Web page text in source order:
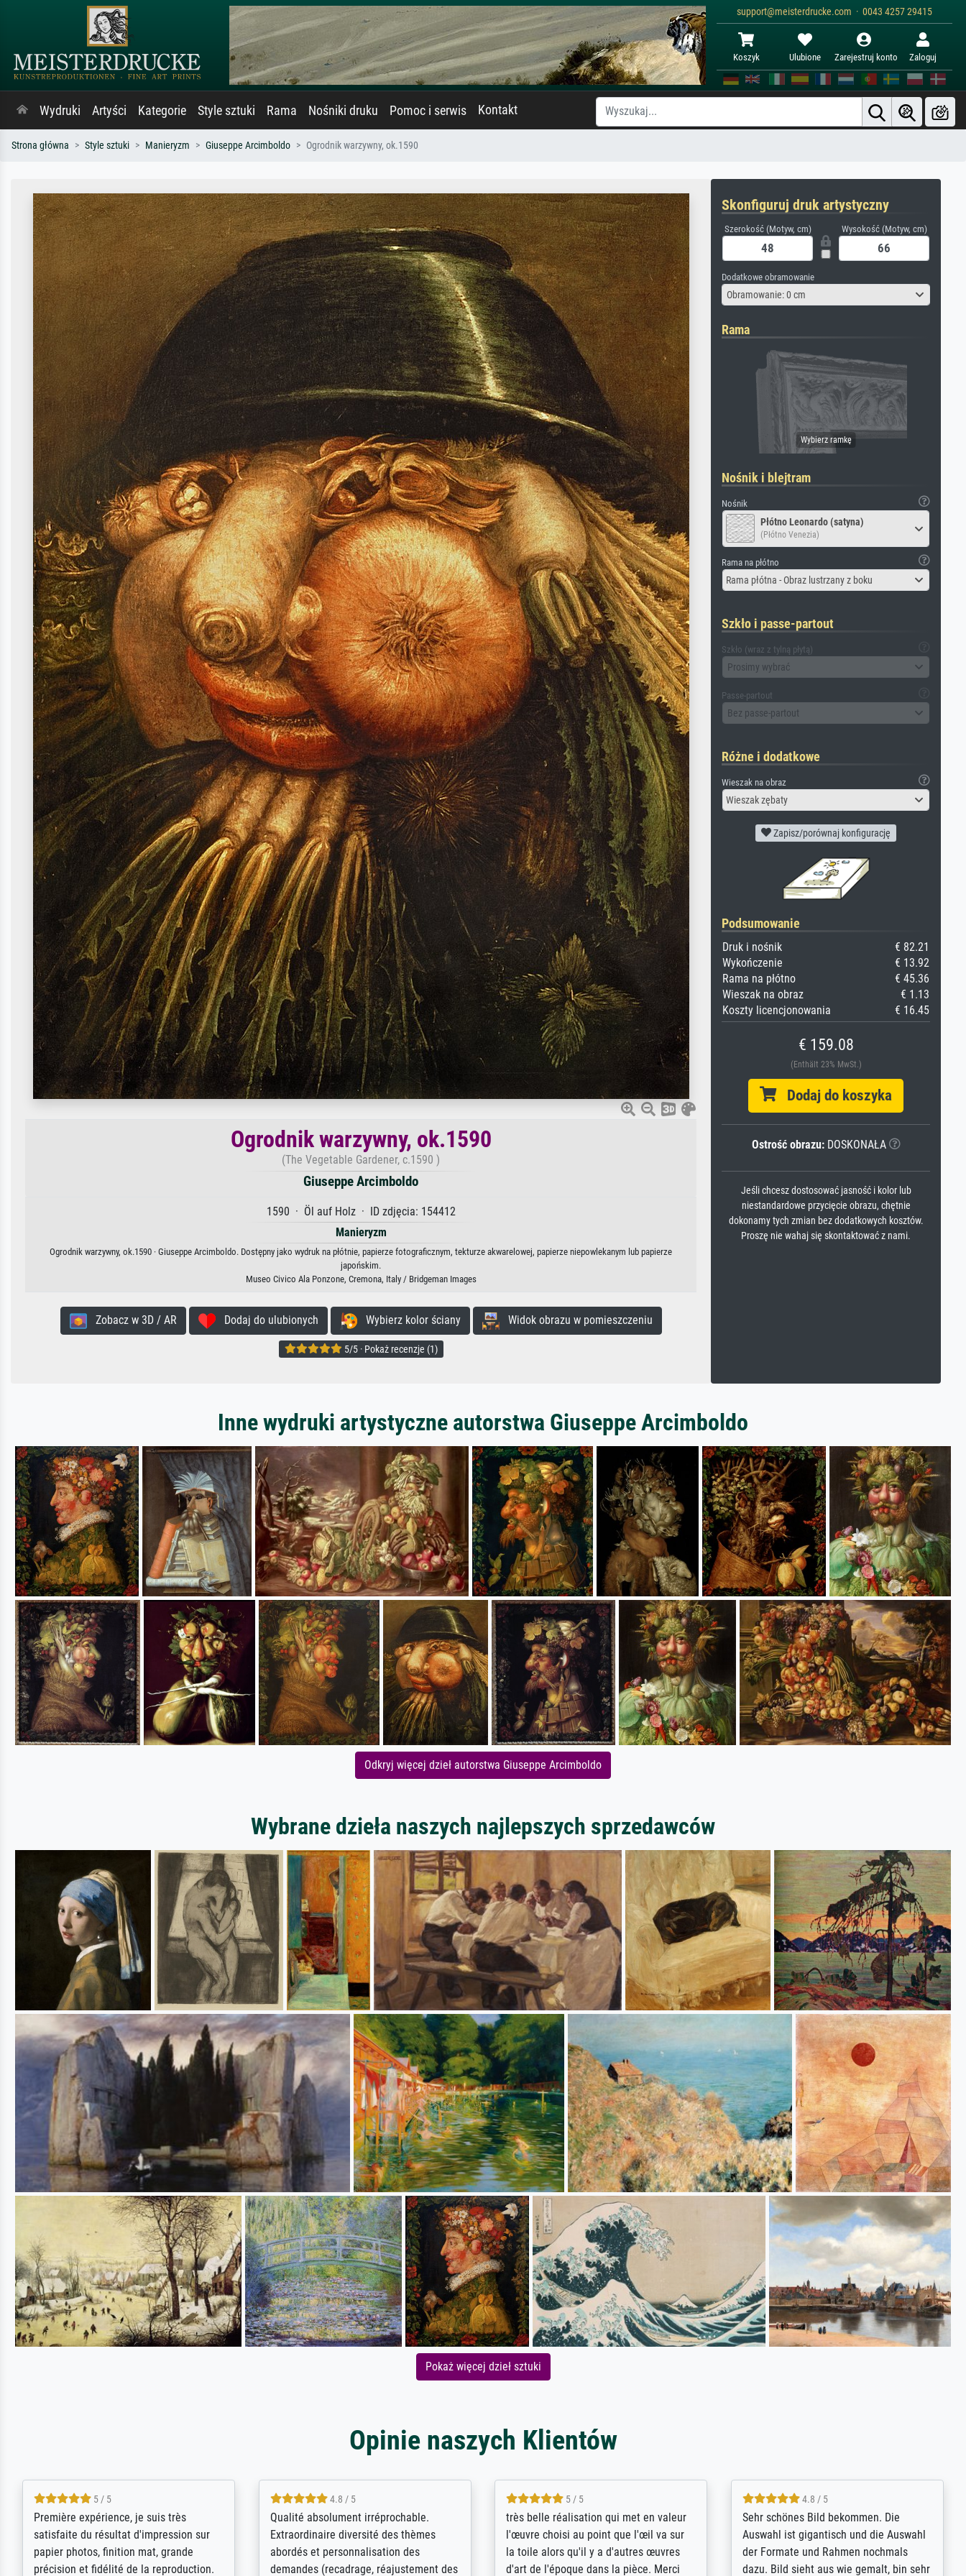
support@meisterdrucke.com · 0043 4257 29415
Koszyk Ulubione Zarejestruj konto Zaloguj
Wydruki Artyści Kategorie Style sztuki Rama Nośniki druku Pomoc i serwis Kontakt
Strona główna Style sztuki Manieryzm Giuseppe Arcimboldo Ogrodnik warzywny, ok.1590
Ogrodnik warzywny, ok.1590
(The Vegetable Gardener, c.1590 )
Giuseppe Arcimboldo
1590 · Öl auf Holz · ID zdjęcia: 154412
Manieryzm
Ogrodnik warzywny, ok.1590 · Giuseppe Arcimboldo. Dostępny jako wydruk na płótnie, papierze fotograficznym, tekturze akwarelowej, papierze niepowlekanym lub papierze
japońskim.
Museo Civico Ala Ponzone, Cremona, Italy / Bridgeman Images
Zobacz w 3D / AR Dodaj do ulubionych Wybierz kolor ściany Widok obrazu w pomieszczeniu
5/5 · Pokaż recenzje (1)
Skonfiguruj druk artystyczny
Szerokość (Motyw, cm) Wysokość (Motyw, cm)
Dodatkowe obramowanie
Obramowanie: 0 cm
Rama
Nośnik i blejtram
Nośnik
Płótno Leonardo (satyna)
(Płótno Venezia)
Rama na płótno
Rama płótna - Obraz lustrzany z boku
Szkło i passe-partout
Szkło (wraz z tylną płytą)
Prosimy wybrać
Passe-partout
Bez passe-partout
Różne i dodatkowe
Wieszak na obraz
Wieszak zębaty
Zapisz/porównaj konfigurację
Podsumowanie
Druk i nośnik
€ 82.21
Wykończenie
€ 13.92
Rama na płótno
€ 45.36
Wieszak na obraz
€ 1.13
Koszty licencjonowania
€ 16.45
€ 159.08
(Enthält 23% MwSt.)
Dodaj do koszyka
Ostrość obrazu:DOSKONAŁA
Jeśli chcesz dostosować jasność i kolor lub
niestandardowe przycięcie obrazu, chętnie
dokonamy tych zmian bez dodatkowych kosztów.
Proszę nie wahaj się skontaktować z nami.
Inne wydruki artystyczne autorstwa Giuseppe Arcimboldo
Odkryj więcej dzieł autorstwa Giuseppe Arcimboldo
Wybrane dzieła naszych najlepszych sprzedawców
Pokaż więcej dzieł sztuki
Opinie naszych Klientów
4.5 / 5
ik beoordeel Meisterdrucke zeer
positief. Door de 69505 beschikbare
kunstenaars scrollen is echter
onbegonnen werk (na stoppen begint
5 / 5
Wow....ich bin sehr über die Qualität
erstaunt. Diese Drucke haben all´meine
Erwartungen übertroffen. Desgleichen
der Ablauf der Bestellung. Grosses
4 / 5
De levering door Bpost was absoluut
desastreus. De gemelde leveringstijd
sloeg nergens op. Er werd niet
aangebeld en niet geleverd op de
4.8 / 5
So, I ordered a large print of The
Annunciation by Fra Angelico from a
very large and popular American
"art/poster" site advertising giclee print